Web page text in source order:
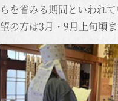
らを省みる期間といわれ
望の方は3月・9月上旬頃